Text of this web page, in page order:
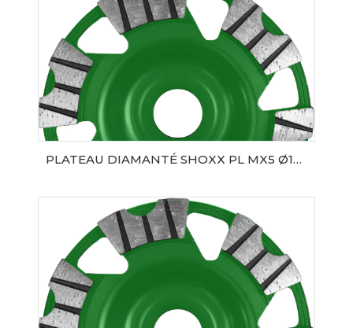
PLATEAU DIAMANTÉ SHOXX PL MX5 Ø125 SAMEDIA
AJOUTER AU PANIER